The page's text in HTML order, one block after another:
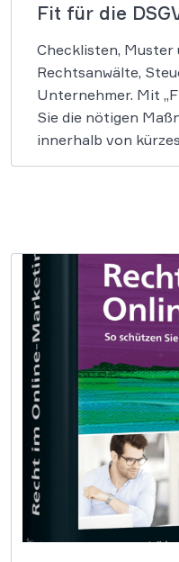
Fit für die
Checklisten,
Rechtsanwälte,
Unternehmer. Mit
Sie die nötigen
innerhalb von